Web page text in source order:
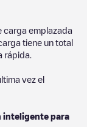
carga emplazada
tiene un total
rápida.
vez el
inteligente para